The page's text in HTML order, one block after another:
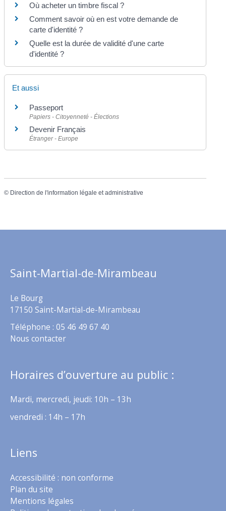
Où acheter un timbre fiscal ?
Comment savoir où en est votre demande de
carte d'identité ?
Quelle est la durée de validité d'une carte
d'identité ?
Et aussi
Passeport
Papiers - Citoyenneté - Élections
Devenir Français
Étranger - Europe
© Direction de l'information légale et administrative
Saint-Martial-de-Mirambeau
Le Bourg
17150 Saint-Martial-de-Mirambeau
Téléphone : 05 46 49 67 40
Nous contacter
Horaires d’ouverture au public :
Mardi, mercredi, jeudi: 10h – 13h
vendredi : 14h – 17h
Liens
Accessibilité : non conforme
Plan du site
Mentions légales